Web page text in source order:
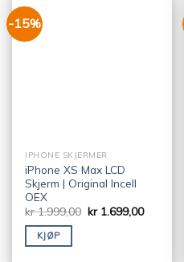
-15%
IPHONE SKJERMER
iPhone XS Max LCD
Skjerm | Original Incell
OEX
kr1.999,00 kr1.699,00
KJØP